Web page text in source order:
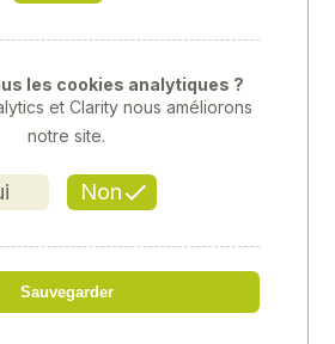
HS45 600MM
: 00066068
358,80 € TTC
Non
les cookies analytiques ?
et Clarity nous améliorons
notre site.
Sauvegarder